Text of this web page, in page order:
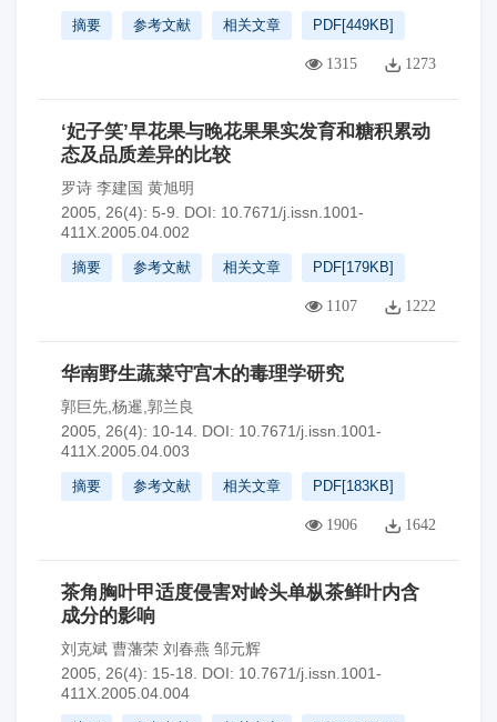
摘要 参考文献 相关文章 PDF[449KB]
1315 1273
‘妃子笑’早花果与晚花果果实发育和糖积累动
态及品质差异的比较
罗诗 李建国 黄旭明
2005, 26(4): 5-9.
DOI: 10.7671/j.issn.1001-
411X.2005.04.002
摘要 参考文献 相关文章 PDF[179KB]
1107 1222
华南野生蔬菜守宫木的毒理学研究
郭巨先,杨暹,郭兰良
2005, 26(4): 10-14. DOI: 10.7671/j.issn.1001-
411X.2005.04.003
摘要 参考文献 相关文章 PDF[183KB]
1906 1642
茶角胸叶甲适度侵害对岭头单枞茶鲜叶内含
成分的影响
刘克斌 曹藩荣 刘春燕 邹元辉
2005, 26(4): 15-18.
DOI: 10.7671/j.issn.1001-
411X.2005.04.004